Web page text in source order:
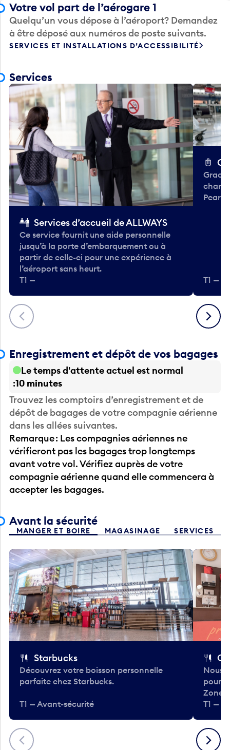
Votre vol part de l’aérogare 1
Quelqu’un vous dépose à l’aéroport? Demandez
à être déposé aux numéros de poste suivants.
SERVICES ET INSTALLATIONS D’ACCESSIBILITÉ
Services
Précédent
Services d’accueil de ALLWAYS
Ce service fournit une aide personnelle
jusqu’à la porte d’embarquement ou à
partir de celle-ci pour une expérience à
l’aéroport sans heurt.
T1 —
T1 —
Suivant
Enregistrement et dépôt de vos bagages
Le temps d'attente actuel est normal
10 minutes
Trouvez les comptoirs d’enregistrement et de
dépôt de bagages de votre compagnie aérienne
dans les allées suivantes.
Remarque : Les compagnies aériennes ne
vérifieront pas les bagages trop longtemps
avant votre vol. Vérifiez auprès de votre
compagnie aérienne quand elle commencera à
accepter les bagages.
Avant la sécurité
MANGER ET BOIRE MAGASINAGE SERVICES
Précédent
Starbucks
Découvrez votre boisson personnelle
parfaite chez Starbucks.
T1 — Avant-sécurité
Nous
pour
Zone.
T1 —
Suivant